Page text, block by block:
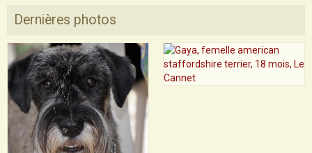
Dernières photos